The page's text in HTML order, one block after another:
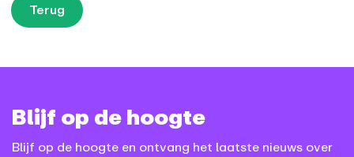
Terug
Blijf op de hoogte
Blijf op de hoogte en ontvang het laatste nieuws over